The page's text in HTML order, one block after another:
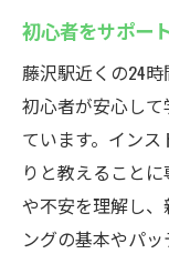
初心者をサポー
藤沢駅近くの24時
初心者が安心し
ています。イン
りと教えること
や不安を理解し
ングの基本やパ